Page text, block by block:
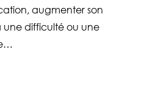
augmenter son
une difficulté ou une